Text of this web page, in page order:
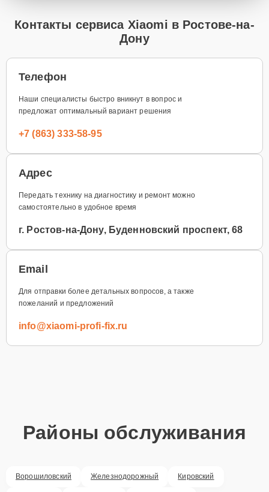
Контакты сервиса Xiaomi в Ростове-на-
Дону
Телефон
Наши специалисты быстро вникнут в вопрос и
предложат оптимальный вариант решения
+7 (863) 333-58-95
Адрес
Передать технику на диагностику и ремонт можно
самостоятельно в удобное время
г. Ростов-на-Дону, Буденновский проспект, 68
Email
Для отправки более детальных вопросов, а также
пожеланий и предложений
info@xiaomi-profi-fix.ru
Районы обслуживания
Ворошиловский Железнодорожный Кировский